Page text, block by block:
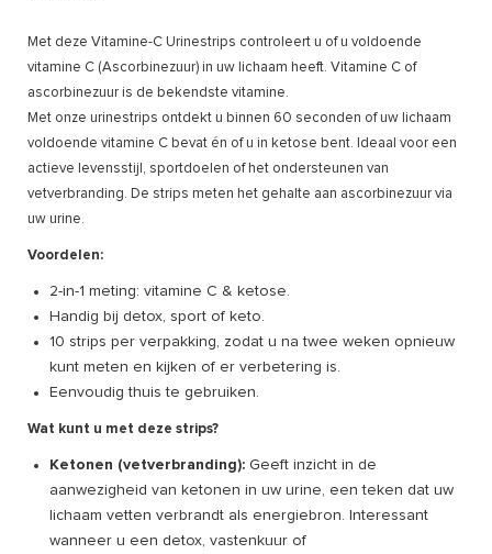
Met deze Vitamine-C Urinestrips controleert u of u voldoende
vitamine C (Ascorbinezuur) in uw lichaam heeft. Vitamine C of
ascorbinezuur is de bekendste vitamine.
Met onze urinestrips ontdekt u binnen 60 seconden of uw lichaam
voldoende vitamine C bevat én of u in ketose bent. Ideaal voor een
actieve levensstijl, sportdoelen of het ondersteunen van
vetverbranding. De strips meten het gehalte aan ascorbinezuur via
uw urine.
Voordelen:
2-in-1 meting: vitamine C & ketose.
Handig bij detox, sport of keto.
10 strips per verpakking, zodat u na twee weken opnieuw
kunt meten en kijken of er verbetering is.
Eenvoudig thuis te gebruiken.
Wat kunt u met deze strips?
Ketonen (vetverbranding): Geeft inzicht in de
aanwezigheid van ketonen in uw urine, een teken dat uw
lichaam vetten verbrandt als energiebron. Interessant
wanneer u een detox, vastenkuur of